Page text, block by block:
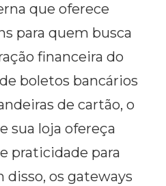
que oferece
para quem busca
financeira do
boletos bancários
de cartão, o
sua loja ofereça
praticidade para
disso, os gateways